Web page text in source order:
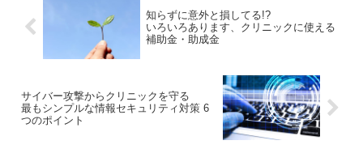
ます。このような患者数と待ち時間のト
レードオフは、果たしてやむを得ないこ
となのでしょうか。今回は診療のスピー
ドアップ方法について考えます。
知らずに意外と損してる!?
いろいろあります、クリニックに使える
補助金・助成金
サイバー攻撃からクリニックを守る
最もシンプルな情報セキュリティ対策 6
つのポイント